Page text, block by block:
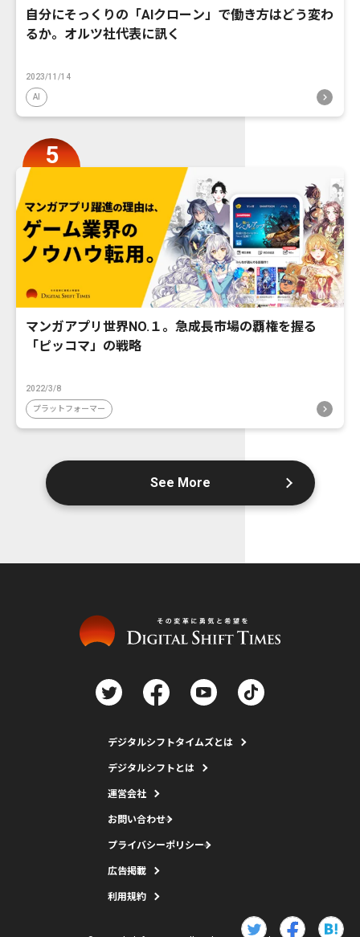
自分にそっくりの「AIクローン」で働き方はどう変わ
るか。オルツ社代表に訊く
2023/11/14
AI
マンガアプリ世界NO.１。急成長市場の覇権を握る
「ピッコマ」の戦略
2022/3/8
プラットフォーマー
See More
デジタルシフトタイムズとは
デジタルシフトとは
運営会社
お問い合わせ
プライバシーポリシー
広告掲載
利用規約